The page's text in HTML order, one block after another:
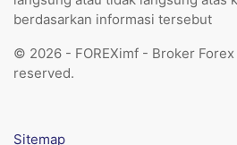
berdasarkan informasi tersebut
© 2026 - FOREXimf - Broker
reserved.
Sitemap